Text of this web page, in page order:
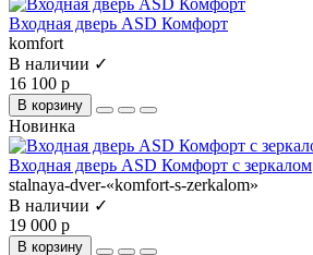
Входная дверь ASD Комфорт
komfort
В наличии ✓
16 100 р
В корзину
Новинка
Входная дверь ASD Комфорт с зеркалом
stalnaya-dver-«komfort-s-zerkalom»
В наличии ✓
19 000 р
В корзину